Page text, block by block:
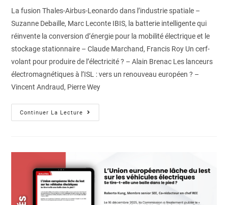
La fusion Thales-Airbus-Leonardo dans l’industrie spatiale –
Suzanne Debaille, Marc Leconte IBIS, la batterie intelligente qui
réinvente la conversion d’énergie pour la mobilité électrique et le
stockage stationnaire – Claude Marchand, Francis Roy Un cerf-
volant pour produire de l’électricité ? – Alain Brenac Les lanceurs
électromagnétiques à l’ISL : vers un renouveau européen ? –
Vincent Andraud, Pierre Wey
Continuer La Lecture